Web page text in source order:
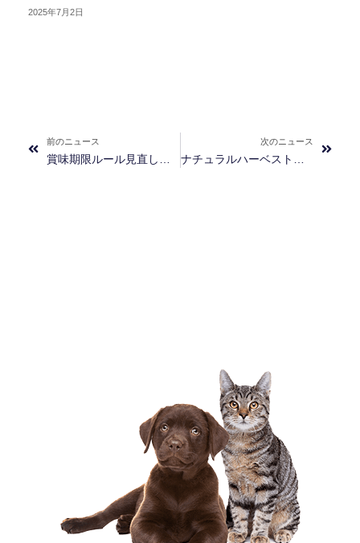
2025年7月2日
前のニュース 次のニュース